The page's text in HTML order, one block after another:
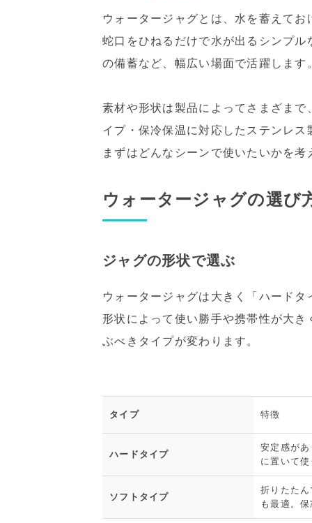
ウォータージャグとは、水を蓄えて
蛇口をひねるだけで水が出るシンプ
の備蓄など、幅広い場面で活躍します
素材や形状は製品によってさまざま
イプ・保冷保温に対応したステンレ
まずはどんなシーンで使いたいかを
ウォータージャグの選び
ジャグの形状で選ぶ
ウォータージャグは大きく「ハード
形状によって使い勝手や携帯性が大
ぶべきタイプが変わります。
タイプ 特徴
ハードタイプ
安定感が
に置いて
ソフトタイプ
折りたた
も最適。